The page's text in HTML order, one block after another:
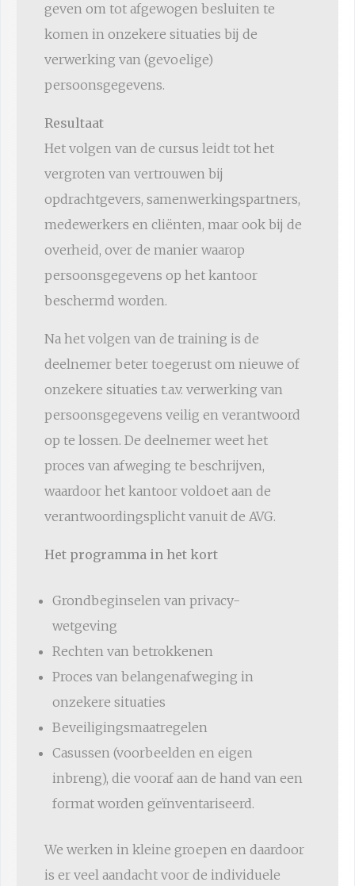
geven om tot afgewogen besluiten te
komen in onzekere situaties bij de
verwerking van (gevoelige)
persoonsgegevens.
Resultaat
Het volgen van de cursus leidt tot het
vergroten van vertrouwen bij
opdrachtgevers, samenwerkingspartners,
medewerkers en cliënten, maar ook bij de
overheid, over de manier waarop
persoonsgegevens op het kantoor
beschermd worden.
Na het volgen van de training is de
deelnemer beter toegerust om nieuwe of
onzekere situaties t.a.v. verwerking van
persoonsgegevens veilig en verantwoord
op te lossen. De deelnemer weet het
proces van afweging te beschrijven,
waardoor het kantoor voldoet aan de
verantwoordingsplicht vanuit de AVG.
Het programma in het kort
Grondbeginselen van privacy-
wetgeving
Rechten van betrokkenen
Proces van belangenafweging in
onzekere situaties
Beveiligingsmaatregelen
Casussen (voorbeelden en eigen
inbreng), die vooraf aan de hand van een
format worden geïnventariseerd.
We werken in kleine groepen en daardoor
is er veel aandacht voor de individuele